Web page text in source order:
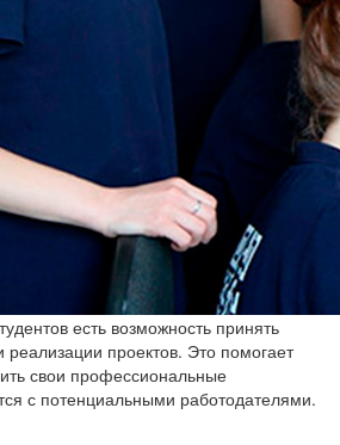
есть возможность принять
реализации проектов. Это помогает
свои профессиональные
с потенциальными работодателями.